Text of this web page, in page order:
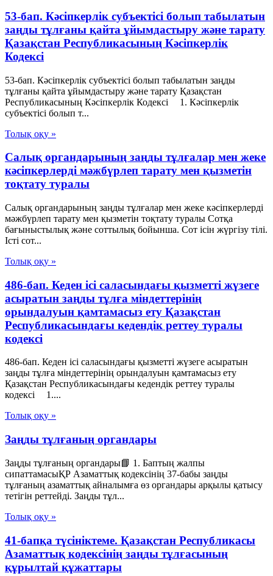
53-бап. Кәсіпкерлік субъектісі болып табылатын
заңды тұлғаны қайта ұйымдастыру және тарату
Қазақстан Республикасының Кәсіпкерлік
Кодексі
53-бап. Кәсіпкерлік субъектісі болып табылатын заңды
тұлғаны қайта ұйымдастыру және тарату Қазақстан
Республикасының Кәсіпкерлік Кодексі 1. Кәсіпкерлік
субъектісі болып т...
Толық оқу »
Салық органдарының заңды тұлғалар мен жеке
кәсіпкерлерді мәжбүрлеп тарату мен қызметін
тоқтату туралы
Салық органдарының заңды тұлғалар мен жеке кәсіпкерлерді
мәжбүрлеп тарату мен қызметін тоқтату туралы Сотқа
бағыныстылық және соттылық бойынша. Сот ісін жүргізу тілі.
Істі сот...
Толық оқу »
486-бап. Кеден ісі саласындағы қызметті жүзеге
асыратын заңды тұлға міндеттерінің
орындалуын қамтамасыз ету Қазақстан
Республикасындағы кедендік реттеу туралы
кодексі
486-бап. Кеден ісі саласындағы қызметті жүзеге асыратын
заңды тұлға міндеттерінің орындалуын қамтамасыз ету
Қазақстан Республикасындағы кедендік реттеу туралы
кодексі 1....
Толық оқу »
Заңды тұлғаның органдары
Заңды тұлғаның органдары📘 1. Баптың жалпы
сипаттамасыҚР Азаматтық кодексінің 37-бабы заңды
тұлғаның азаматтық айналымға өз органдары арқылы қатысу
тетігін реттейді. Заңды тұл...
Толық оқу »
41-бапқа түсініктеме. Қазақстан Республикасы
Азаматтық кодексінің заңды тұлғасының
құрылтай құжаттары